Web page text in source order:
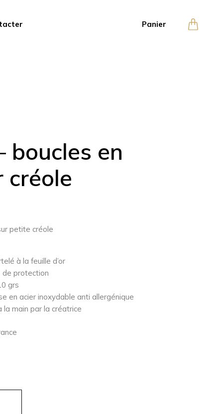
Panier
boucles en
créole
petite créole
à la feuille d’or
de protection
grs
en acier inoxydable anti allergénique
la main par la créatrice